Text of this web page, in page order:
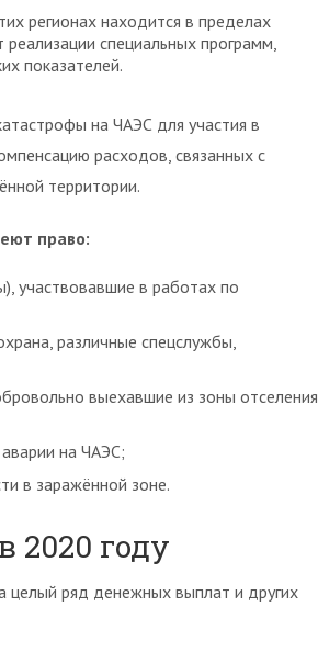
регионах находится в пределах
специальных программ,
показателей.
на ЧАЭС для участия в
расходов, связанных с
территории.
право:
участвовавшие в работах по
различные спецслужбы,
выехавшие из зоны отселения
на ЧАЭС;
в заражённой зоне.
2020 году
целый ряд денежных выплат и других